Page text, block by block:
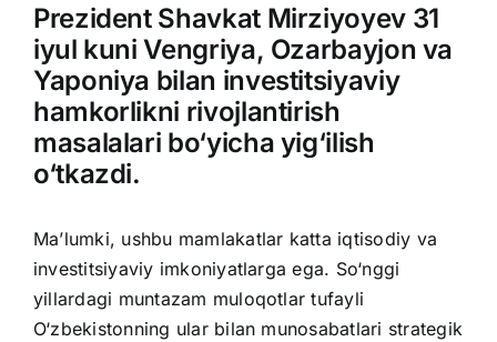
Prezident Shavkat Mirziyoyev 31
iyul kuni Vengriya, Ozarbayjon va
Yaponiya bilan investitsiyaviy
hamkorlikni rivojlantirish
masalalari bo‘yicha yig‘ilish
o‘tkazdi.
Ma’lumki, ushbu mamlakatlar katta iqtisodiy va
investitsiyaviy imkoniyatlarga ega. So‘nggi
yillardagi muntazam muloqotlar tufayli
O‘zbekistonning ular bilan munosabatlari strategik